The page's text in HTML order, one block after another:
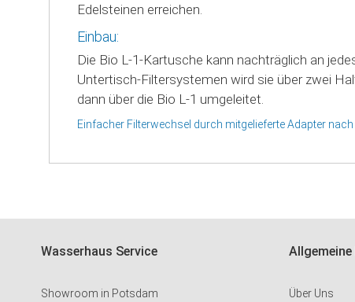
Edelsteinen erreichen.
Einbau:
Die Bio L-1-Kartusche kann nachträglich an
Untertisch-Filtersystemen wird sie über zwei
dann über die Bio L-1 umgeleitet.
Einfacher Filterwechsel durch mitgelieferte Adapter
Wasserhaus Service
Showroom in Potsdam
Über Uns